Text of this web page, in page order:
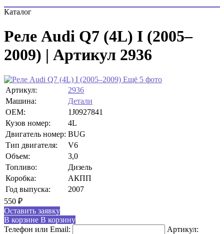
Каталог
Реле Audi Q7 (4L) I (2005–
2009) | Артикул 2936
Ещё 5 фото
Артикул:
2936
Машина:
Детали
OEM:
1J0927841
Кузов номер:
4L
Двигатель номер: BUG
Тип двигателя:
V6
Объем:
3,0
Топливо:
Дизель
Коробка:
АКПП
Год выпуска:
2007
550 ₽
Оставить заявку
В корзине В корзину
Телефон или Email:
Артикул: